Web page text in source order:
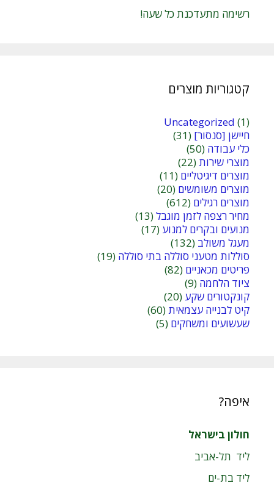
רשימה מתעדכנת כל שעה!
קטגוריות מוצרים
Uncategorized (1)
חיישן [סנסור] (31)
כלי עבודה (50)
מוצרי שירות(22)
מוצרים דיגיטליים (11)
מוצרים משומשים (20)
מוצרים רגילים (612)
מחיר רצפה לזמן מוגבל(13)
מנועים ובקרים למנוע (17)
מעגל משולב (132)
סוללות מטעני סוללה בתי סוללה (19)
פריטים מכאניים (82)
ציוד הלחמה (9)
קונקטורים שקע (20)
קיט לבנייה עצמאית(60)
שעשועים ומשחקים (5)
איפה?
חולון בישראל
ליד תל-אביב
ליד בת-ים